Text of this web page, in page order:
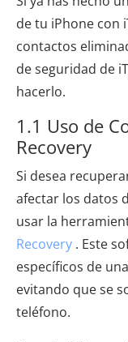
de tu iPhone con
contactos
de seguridad de
hacerlo.
1.1 Uso de
Recovery
Si desea
afectar los datos
usar la
Recovery . Este
específicos de
evitando que se
teléfono.